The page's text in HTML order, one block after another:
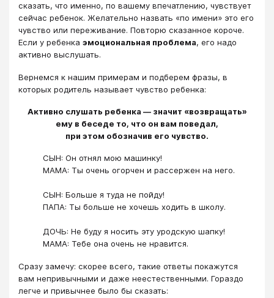
сказать, что именно, по вашему впечатлению, чувствует
сейчас ребенок. Желательно назвать «по имени» это его
чувство или переживание. Повторю сказанное короче.
Если у ребенка эмоциональная проблема, его надо
активно выслушать.
Вернемся к нашим примерам и подберем фразы, в
которых родитель называет чувство ребенка:
Активно слушать ребенка ― значит «возвращать»
ему в беседе то, что он вам поведал,
при этом обозначив его чувство.
СЫН: Он отнял мою машинку!
МАМА: Ты очень огорчен и рассержен на него.
СЫН: Больше я туда не пойду!
ПАПА: Ты больше не хочешь ходить в школу.
ДОЧЬ: Не буду я носить эту уродскую шапку!
МАМА: Тебе она очень не нравится.
Сразу замечу: скорее всего, такие ответы покажутся
вам непривычными и даже неестественными. Гораздо
легче и привычнее было бы сказать: